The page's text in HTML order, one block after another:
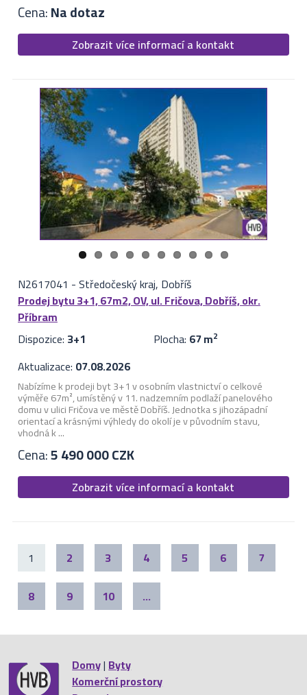
Cena:Na dotaz
Zobrazit více informací a kontakt
N2617041 -Středočeský kraj, Dobříš
Prodej bytu 3+1, 67m2, OV, ul. Fričova, Dobříš, okr.
Příbram
Dispozice: 3+1 Plocha: 67 m2
Aktualizace: 07.08.2026
Nabízíme k prodeji byt 3+1 v osobním vlastnictví o celkové
výměře 67m², umístěný v 11. nadzemním podlaží panelového
domu v ulici Fričova ve městě Dobříš. Jednotka s jihozápadní
orientací a krásnými výhledy do okolí je v původním stavu,
vhodná k ...
Cena:5 490 000 CZK
Zobrazit více informací a kontakt
1 2 3 4 5 6
7
8
9 10 ...
Domy|Byty
Komerční prostory